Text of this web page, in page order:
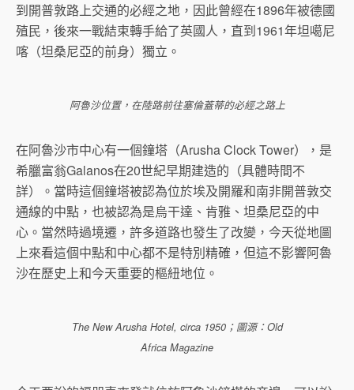
到開普敦路上交通的必經之地，因此曾經在1896年被德國
殖民，後來一戰結束轉手給了英國人，直到1961年坦噶尼
喀（坦桑尼亞的前身）獨立。
阿魯沙位置，在陸路前往塞倫蓋蒂的必經之路上
在阿魯沙市中心有一個鐘塔（Arusha Clock Tower），是
希臘富翁Galanos在20世紀早期建造的（具體時間不
詳）。當時這個鐘塔被認為位於埃及開羅和南非開普敦交
通線的中點，也被認為是烏干達、肯雅、坦桑尼亞的中
心。當然時過境遷，許多道路也發生了改變，今天從地圖
上來看這個中點和中心都不是特別精確，但這不影響阿魯
沙在歷史上和今天重要的樞紐地位。
The New Arusha Hotel, circa1950；圖源：Old
Africa Magazine